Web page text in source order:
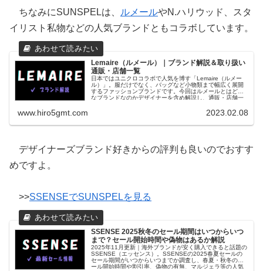
ちなみにSUNSPELは、 ルメールやN.ハリウッド、スタ
イリスト私物などの人気ブランドともコラボしています。
Lemaire（ルメール）｜ブランド解説＆取り扱い
通販・店舗一覧
日本ではユニクロコラボで人気を博す「Lemaire（ルメー
ル）」。服だけでなく、バッグなど小物類まで幅広く展開
するファッションブランドです。今回はルメールとはどん
なブランドなのかデザイナーを含め解説し、通販・店舗一
www.hiro5gmt.com 2023.02.08
デザイナーズブランド好きからの評判も良いのでおすす
めですよ。
>>SSENSEでSUNSPELを見る
SSENSE 2025秋冬のセール期間はいつからいつ
まで？セール開始時間や偽物はあるか解説
2025年11月更新｜海外ブランドが安く購入できると話題の
SSENSE（エッセンス）。SSENSEの2025春夏セールの
セール期間がいつからいつまでか調査し、春夏・秋冬のセ
ール開始時間や割引率、偽物の有無、マルジェラ等の人気